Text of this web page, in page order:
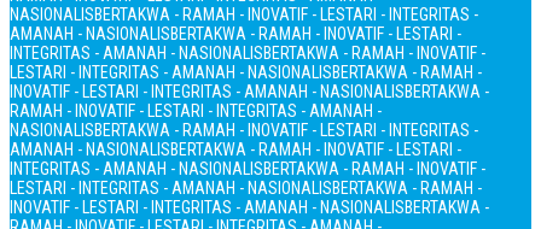
NASIONALISBERTAKWA - RAMAH - INOVATIF - LESTARI - INTEGRITAS -
AMANAH - NASIONALISBERTAKWA - RAMAH - INOVATIF - LESTARI -
INTEGRITAS - AMANAH - NASIONALISBERTAKWA - RAMAH - INOVATIF -
LESTARI - INTEGRITAS - AMANAH - NASIONALISBERTAKWA - RAMAH -
INOVATIF - LESTARI - INTEGRITAS - AMANAH - NASIONALISBERTAKWA -
RAMAH - INOVATIF - LESTARI - INTEGRITAS - AMANAH -
NASIONALISBERTAKWA - RAMAH - INOVATIF - LESTARI - INTEGRITAS -
AMANAH - NASIONALISBERTAKWA - RAMAH - INOVATIF - LESTARI -
INTEGRITAS - AMANAH - NASIONALISBERTAKWA - RAMAH - INOVATIF -
LESTARI - INTEGRITAS - AMANAH - NASIONALISBERTAKWA - RAMAH -
INOVATIF - LESTARI - INTEGRITAS - AMANAH - NASIONALISBERTAKWA -